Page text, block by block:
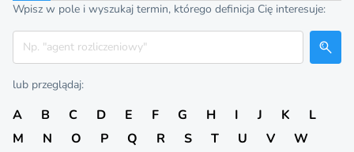
Wpisz w pole i wyszukaj termin, którego definicja Cię interesuje:
Szukaj
lub przeglądaj:
A B C D E F G H I J K
L
M
N O P Q R S T U V
W